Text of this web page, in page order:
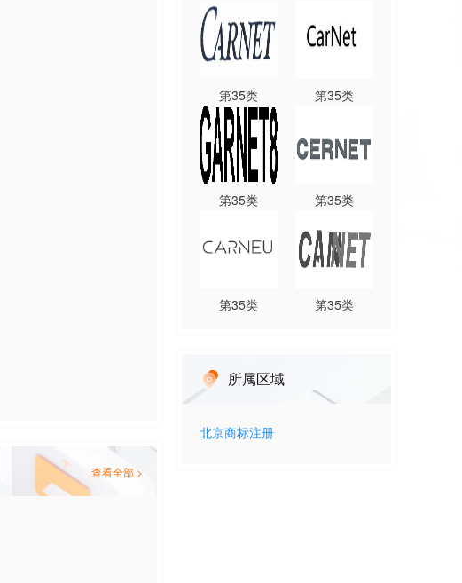
查看全部 >
第35类 第35类
第35类 第35类
第35类 第35类
所属区域
北京商标注册